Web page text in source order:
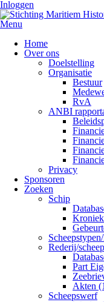
Inloggen
Menu
Home
Over ons
Doelstelling
Organisatie
Bestuur
RvA
ANBI
Privacy
Sponsoren
Zoeken
Schip
Rederij/
Part
Akten
Scheepswerf